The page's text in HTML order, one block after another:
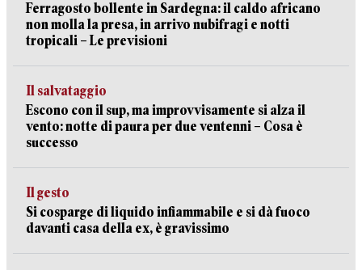
Ferragosto bollente in Sardegna: il caldo africano
non molla la presa, in arrivo nubifragi e notti
tropicali – Le previsioni
Il salvataggio
Escono con il sup, ma improvvisamente si alza il
vento: notte di paura per due ventenni – Cosa è
successo
Il gesto
Si cosparge di liquido infiammabile e si dà fuoco
davanti casa della ex, è gravissimo